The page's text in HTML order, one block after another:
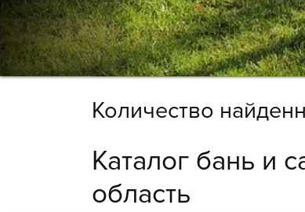
Количество
Каталог бань и
область